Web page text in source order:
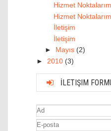
Hizmet
Hizmet
İletişim
İletişim
► Mayıs (2)
► 2010 (3)
İLETIŞIM